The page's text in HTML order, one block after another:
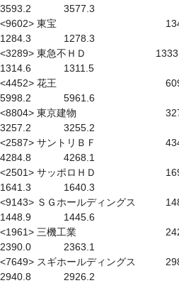
3593.2　　　 3577.3
<9602> 東宝　　　　　　　　　　
1284.3　　　 1278.3
<3289> 東急不ＨＤ　　　　　　　
1314.6　　　 1311.5
<4452> 花王　　　　　　　　　　
5998.2　　　 5961.6
<8804> 東京建物　　　　　　　　
3257.2　　　 3255.2
<2587> サントリＢＦ　　　　　　
4284.8　　　 4268.1
<2501> サッポロＨＤ　　　　　　
1641.3　　　 1640.3
<9143> ＳＧホールディングス　　
1448.9　　　 1445.6
<1961> 三機工業　　　　　　　　
2390.0　　　 2363.1
<7649> スギホールディングス　　
2940.8　　　 2926.2